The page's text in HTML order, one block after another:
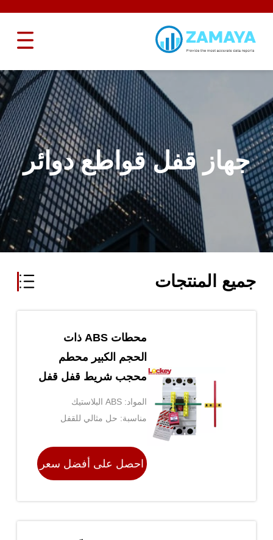
جهاز قفل قواطع دوائر
جميع المنتجات
محطات ABS ذات
الحجم الكبير محطم
محجب شريط قفل قفل
Mccb مع عصا 190mm
المواد: ABS البلاستيك
مناسبة: حل مثالي للقفل
احصل على أفضل سعر